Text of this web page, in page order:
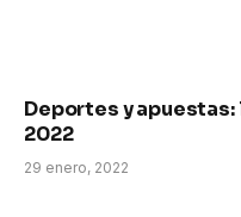
Deportes y
2022
29 enero, 2022